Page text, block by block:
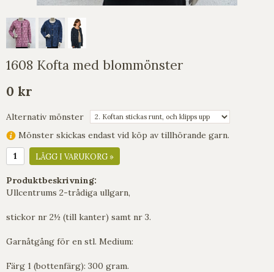
1608 Kofta med blommönster
0 kr
Alternativ mönster
Mönster skickas endast vid köp av tillhörande garn.
LÄGG I VARUKORG »
Produktbeskrivning:
Ullcentrums 2-trådiga ullgarn,
stickor nr 2½ (till kanter) samt nr 3.
Garnåtgång för en stl. Medium:
Färg 1 (bottenfärg): 300 gram.